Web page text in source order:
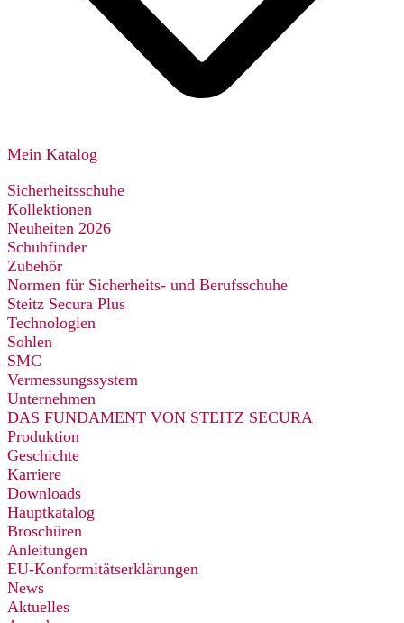
Mein Katalog
Sicherheitsschuhe
Kollektionen
Neuheiten 2026
Schuhfinder
Zubehör
Normen für Sicherheits- und Berufsschuhe
Steitz Secura Plus
Technologien
Sohlen
SMC
Vermessungssystem
Unternehmen
DAS FUNDAMENT VON STEITZ SECURA
Produktion
Geschichte
Karriere
Downloads
Hauptkatalog
Broschüren
Anleitungen
EU-Konformitätserklärungen
News
Aktuelles